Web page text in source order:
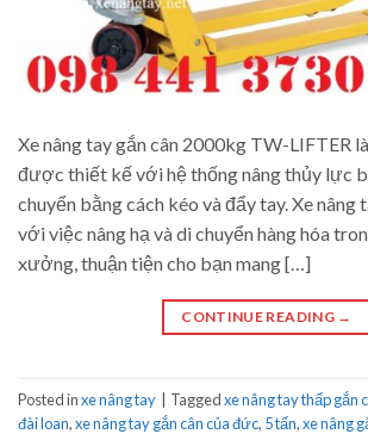
Xe nâng tay gắn cân 2000kg TW-LIFTER
được thiết kế với hệ thống nâng thủy lực
chuyển bằng cách kéo và đẩy tay. Xe
với việc nâng hạ và di chuyển hàng hóa
xưởng, thuận tiện cho bạn mang […]
CONTINUE READING →
Posted inxe nâng tay | Taggedxe nâng tay thấp gắn
đài loan,xe nâng tay gắn cân của đức, 5 tấn,xe nâng